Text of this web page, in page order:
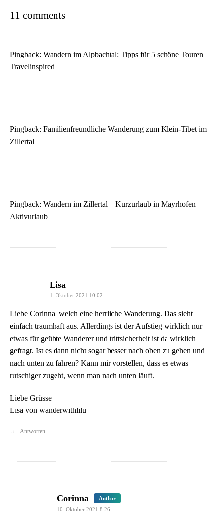
11 comments
Pingback: Wandern im Alpbachtal: Tipps für 5 schöne Touren|
Travelinspired
Pingback: Familienfreundliche Wanderung zum Klein-Tibet im
Zillertal
Pingback: Wandern im Zillertal – Kurzurlaub in Mayrhofen –
Aktivurlaub
Lisa
1. Oktober 2021 10:02
Liebe Corinna, welch eine herrliche Wanderung. Das sieht
einfach traumhaft aus. Allerdings ist der Aufstieg wirklich nur
etwas für geübte Wanderer und trittsicherheit ist da wirklich
gefragt. Ist es dann nicht sogar besser nach oben zu gehen und
nach unten zu fahren? Kann mir vorstellen, dass es etwas
rutschiger zugeht, wenn man nach unten läuft.
Liebe Grüsse
Lisa von wanderwithlilu
Antworten
Corinna Author says:
10. Oktober 2021 8:26